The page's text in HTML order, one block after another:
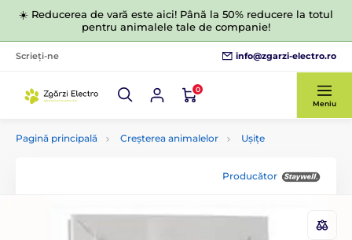
☀️ Reducerea de vară este aici! Până la 50% reducere la totul
pentru animalele tale de companie!
Scrieți-ne info@zgarzi-electro.ro
0
Meniu
Pagină principală Creșterea animalelor Ușițe
Producător